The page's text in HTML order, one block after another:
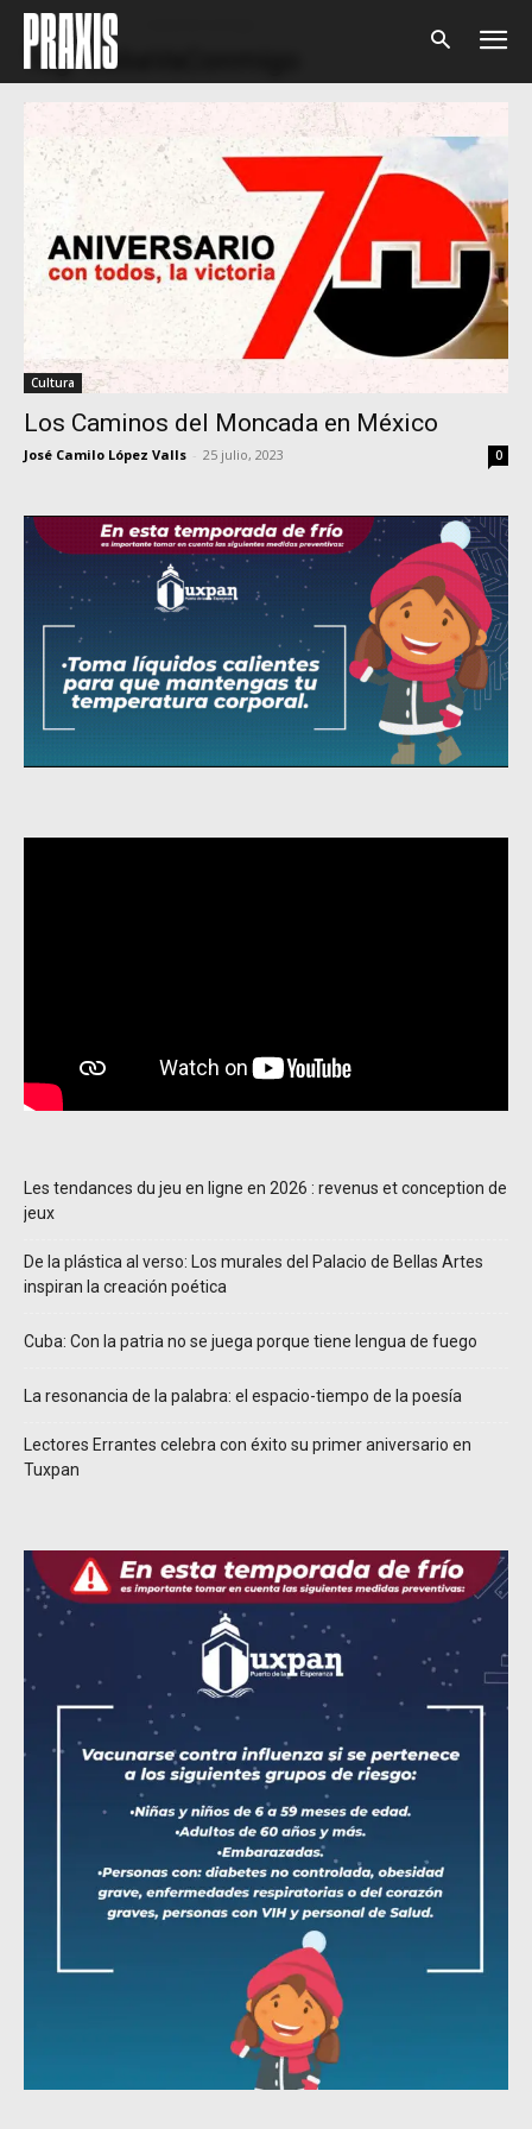
Home Tags
Tag: CubaVaConmigo
Cultura
Los Caminos del Moncada en México
José Camilo López Valls 25 julio, 2023 0
Les tendances du jeu en ligne en 2026 : revenus et conception de
jeux
De la plástica al verso: Los murales del Palacio de Bellas Artes
inspiran la creación poética
Cuba: Con la patria no se juega porque tiene lengua de fuego
La resonancia de la palabra: el espacio-tiempo de la poesía
Lectores Errantes celebra con éxito su primer aniversario en
Tuxpan